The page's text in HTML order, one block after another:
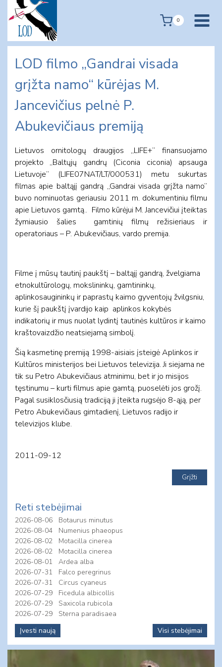
content
0
LOD filmo „Gandrai visada
grįžta namo“ kūrėjas M.
Jancevičius pelnė P.
Abukevičiaus premiją
Lietuvos ornitologų draugijos „LIFE+“ finansuojamo
projekto „Baltųjų gandrų (Ciconia ciconia) apsauga
Lietuvoje” (LIFE07NAT/LT/000531) metu sukurtas
filmas apie baltąjį gandrą „Gandrai visada grįžta namo”
buvo nominuotas geriausiu 2011 m. dokumentiniu filmu
apie Lietuvos gamtą.. Filmo kūrėjui M. Jancevičiui įteiktas
žymiausio šalies gamtinių filmų režisieriaus ir
operatoriaus – P. Abukevičiaus, vardo premija.
Filme į mūsų tautinį paukštį – baltąjį gandrą, žvelgiama
etnokultūrologų, mokslininkų, gamtininkų,
aplinkosaugininkų ir paprastų kaimo gyventojų žvilgsniu,
kurie šį paukštį įvardijo kaip aplinkos kokybės
indikatorių ir mus nuolat lydintį tautinės kultūros ir kaimo
kraštovaizdžio neatsiejamą simbolį.
Šią kasmetinę premiją 1998-aisiais įsteigė Aplinkos ir
Kultūros ministerijos bei Lietuvos televizija. Ji siejama ne
tik su Petro Abukevičiaus atminimu, bet ir jo misijos
tęstinumu – kurti filmus apie gamtą, puoselėti jos grožį.
Pagal susiklosčiusią tradiciją ji įteikta rugsėjo 8-ąją, per
Petro Abukevičiaus gimtadienį, Lietuvos radijo ir
televizijos klube.
2011-09-12
Reti stebėjimai
2026-08-06
Botaurus minutus
2026-08-04
Numenius phaeopus
2026-08-02
Motacilla cinerea
2026-08-02
Motacilla cinerea
2026-08-01
Ardea alba
2026-07-31
Falco peregrinus
2026-07-31
Circus cyaneus
2026-07-29
Ficedula albicollis
2026-07-29
Saxicola rubicola
2026-07-29
Sterna paradisaea
Įvesti naują
Visi stebėjimai